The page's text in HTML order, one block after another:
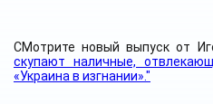
СМотрите новый выпуск от
скупают наличные,
«Украина в изгнании»."